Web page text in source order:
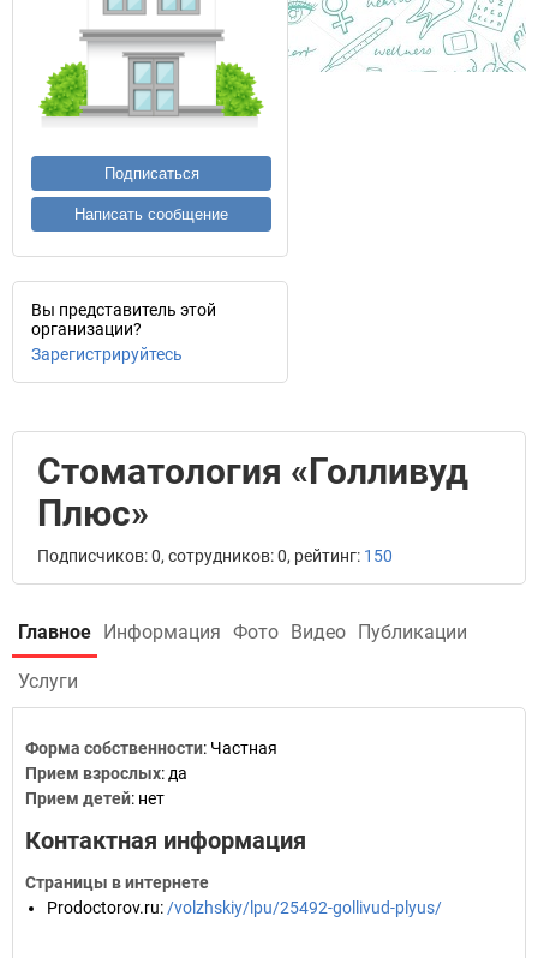
Подписаться
Написать сообщение
Вы представитель этой
организации?
Зарегистрируйтесь
Стоматология «Голливуд
Плюс»
Подписчиков: 0, сотрудников: 0, рейтинг: 150
Главное Информация Фото Видео Публикации
Услуги
Форма собственности: Частная
Прием взрослых: да
Прием детей: нет
Контактная информация
Страницы в интернете
Prodoctorov.ru: /volzhskiy/lpu/25492-gollivud-plyus/